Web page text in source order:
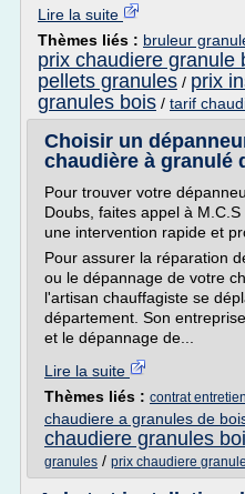
Lire la suite
Thèmes liés : bruleur
prix chaudiere granule
pellets granules / prix
granules bois / tarif
Choisir un
chaudière à granulé
Pour trouver votre
Doubs, faites appel à
une intervention rapide et
Pour assurer la réparation
ou le dépannage de votre
l'artisan chauffagiste se
département. Son
et le dépannage de...
Lire la suite
Thèmes liés : contrat
chaudiere a granules de
chaudiere granules
granules / prix chaudiere